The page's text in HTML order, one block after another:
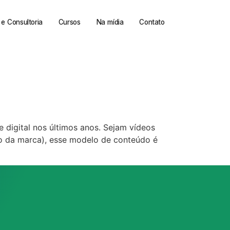
Consultoria Cursos Na mídia Contato
digital nos últimos anos. Sejam vídeos
marca), esse modelo de conteúdo é